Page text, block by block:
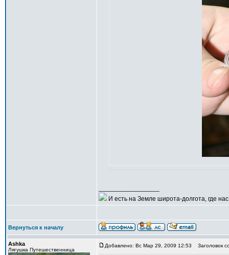
И есть на Земле широта-долгота, где
Вернуться к началу
Ashka
Лягушка Путешественница
Добавлено: Вс Мар 29, 2009 12:53 Заголовок